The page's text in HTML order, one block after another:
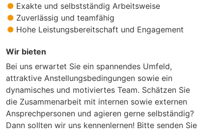
Exakte und selbstständig Arbeitsweise
Zuverlässig und teamfähig
Hohe Leistungsbereitschaft und Engagement
Wir bieten
Bei uns erwartet Sie ein spannendes Umfeld,
attraktive Anstellungsbedingungen sowie ein
dynamisches und motiviertes Team. Schätzen Sie
die Zusammenarbeit mit internen sowie externen
Ansprechpersonen und agieren gerne selbständig?
Dann sollten wir uns kennenlernen! Bitte senden Sie